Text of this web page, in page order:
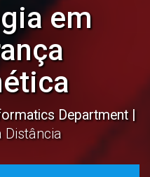
em
Department
Distância